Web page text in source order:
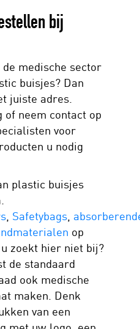
bij
medische sector
buisjes? Dan
juiste adres.
neem contact op
voor
u nodig
plastic buisjes
, Safetybags,
op
zoekt hier niet bij?
de standaard
ook medische
maken. Denk
van een